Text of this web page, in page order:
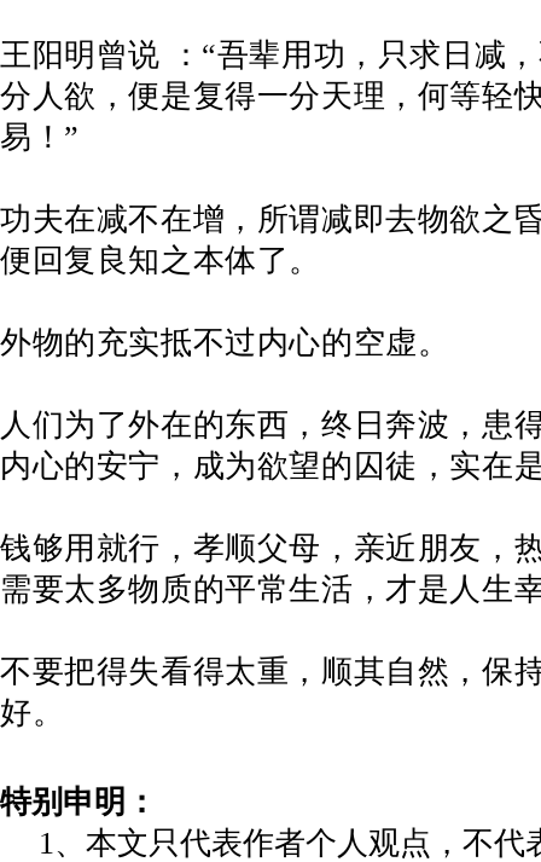
王阳明曾说 ：“吾辈用功，只求日减
分人欲，便是复得一分天理，何等轻
易！”
功夫在减不在增，所谓减即去物欲之
便回复良知之本体了。
外物的充实抵不过内心的空虚。
人们为了外在的东西，终日奔波，患
内心的安宁，成为欲望的囚徒，实在
钱够用就行，孝顺父母，亲近朋友，
需要太多物质的平常生活，才是人生
不要把得失看得太重，顺其自然，保
好。
特别申明：
1、本文只代表作者个人观点，不代